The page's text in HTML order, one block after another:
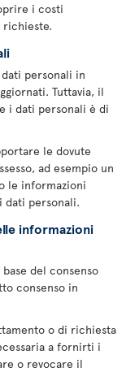
i costi
personali in
Tuttavia, il
i dati personali è di
le dovute
ad esempio un
le informazioni
dati personali.
informazioni
del consenso
consenso in
o di richiesta
a fornirti i
o revocare il